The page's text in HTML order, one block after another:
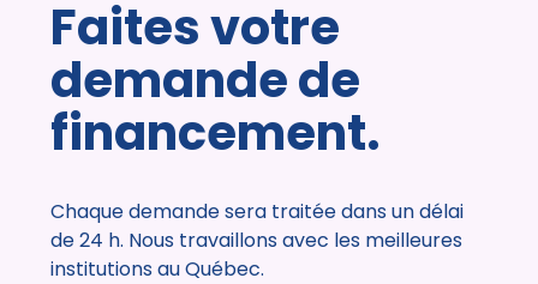
Faites votre
demande de
financement.
Chaque demande sera traitée dans un délai
de 24 h. Nous travaillons avec les meilleures
institutions au Québec.